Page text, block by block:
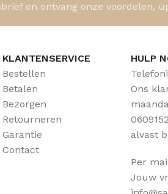
en ontvang onze voordelen,
KLANTENSERVICE
Bestellen
Betalen
Bezorgen
Retourneren
Garantie
Contact
HULP
Ons
alvast
Per
Jouw